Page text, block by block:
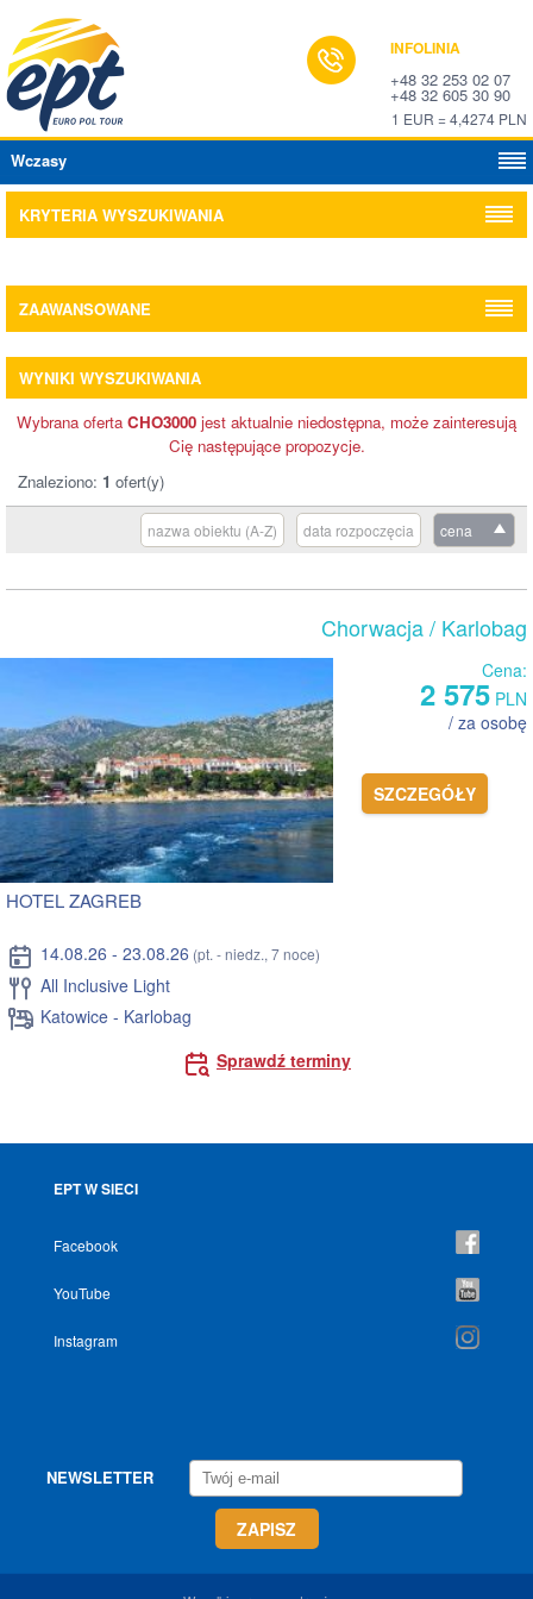
INFOLINIA
+48 32 253 02 07
+48 32 605 30 90
1 EUR = 4,4274 PLN
Wczasy
KRYTERIA WYSZUKIWANIA
ZAAWANSOWANE
WYNIKI WYSZUKIWANIA
Wybrana oferta CHO3000 jest aktualnie niedostępna, może zainteresują
Cię następujące propozycje.
Znaleziono: 1 ofert(y)
cena
data rozpoczęcia
nazwa obiektu (A-Z)
Chorwacja/ Karlobag
Cena:
2 575 PLN
/ za osobę
SZCZEGÓŁY
HOTEL ZAGREB
14.08.26 - 23.08.26 (pt. - niedz., 7 noce)
All Inclusive Light
Katowice - Karlobag
Sprawdź terminy
EPT W SIECI
Facebook
YouTube
Instagram
NEWSLETTER